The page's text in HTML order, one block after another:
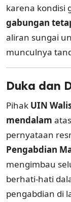
karena kondisi
gabungan
aliran sungai
munculnya
Duka dan
Pihak UIN
mendalam
pernyataan
Pengabdian
mengimbau
berhati-hati
pengabdian di